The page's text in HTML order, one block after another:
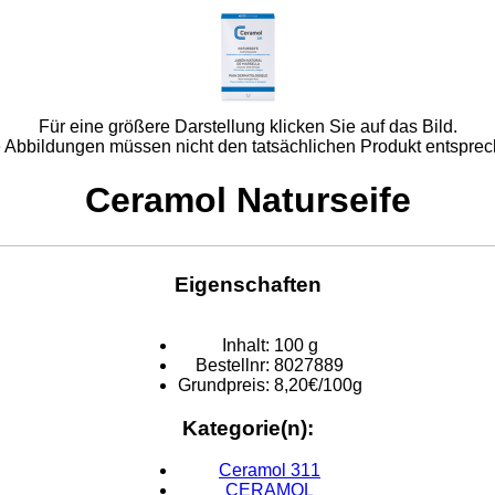
Für eine größere Darstellung klicken Sie auf das Bild.
Abbildungen müssen nicht den tatsächlichen Produkt
Ceramol Naturseife
Eigenschaften
Inhalt: 100 g
Bestellnr: 8027889
Grundpreis: 8,20€/100g
Kategorie(n):
Ceramol 311
CERAMOL